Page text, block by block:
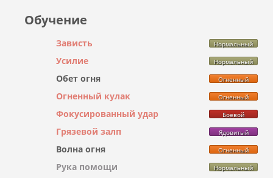
Обучение
Зависть Нормальный
Усилие Нормальный
Обет огня Огненный
Огненный кулак Огненный
Фокусированный удар Боевой
Грязевой залп Ядовитый
Волна огня Огненный
Рука помощи Нормальный